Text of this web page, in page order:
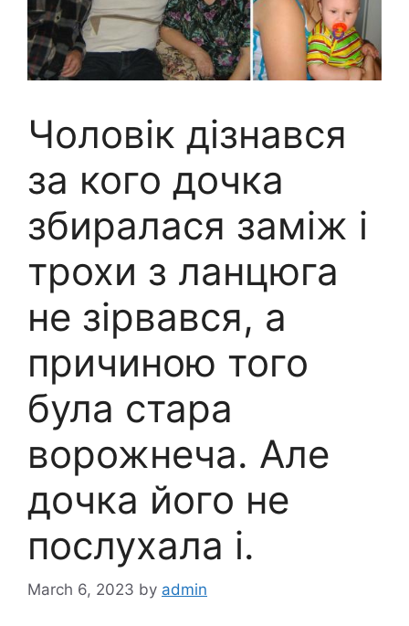
Чоловік дізнався
за кого дочка
збиралася заміж і
трохи з ланцюга
не зірвався, а
причиною того
була стара
ворожнеча. Але
дочка його не
послухала і.
March 6, 2023 by admin